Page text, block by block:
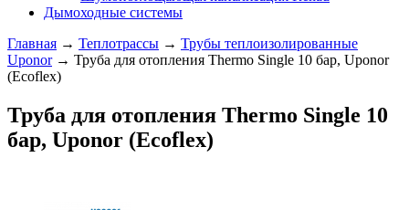
Дымоходные системы
Главная → Теплотрассы → Трубы теплоизолированные
Uponor→ Труба для отопления Thermo Single 10 бар, Uponor
(Ecoflex)
Труба для отопления Thermo Single 10
бар, Uponor (Ecoflex)